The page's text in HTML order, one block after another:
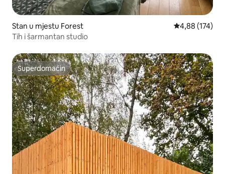
Stan u mjestu Forest Prosječna
4,88 (174)
Tih i šarmantan studio
Superdomaćin
Superdomaćin